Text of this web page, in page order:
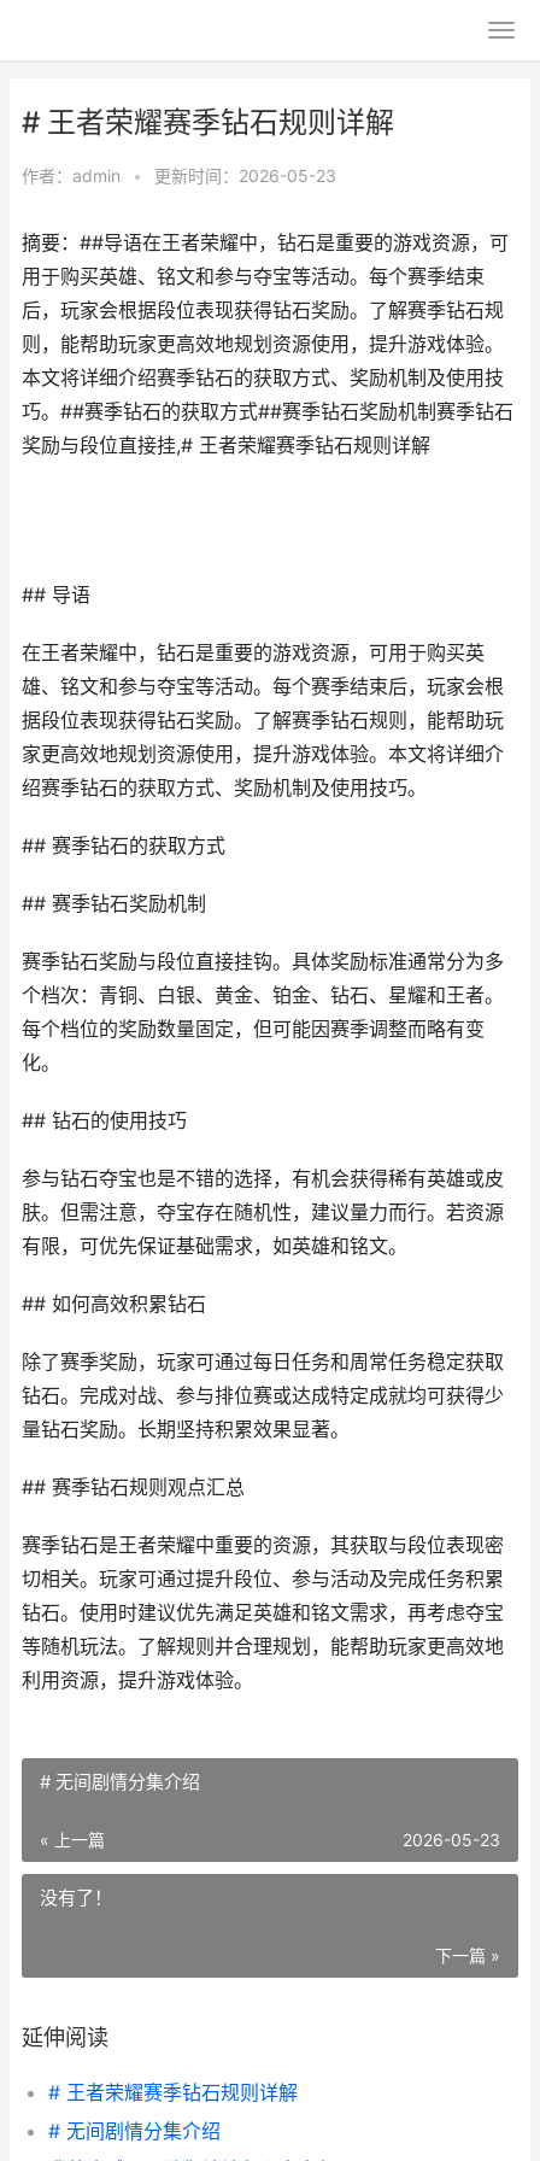
# 王者荣耀赛季钻石规则详解
作者： admin • 更新时间：2026-05-23
摘要：##导语在王者荣耀中，钻石是重要的游戏资源，可
用于购买英雄、铭文和参与夺宝等活动。每个赛季结束
后，玩家会根据段位表现获得钻石奖励。了解赛季钻石规
则，能帮助玩家更高效地规划资源使用，提升游戏体验。
本文将详细介绍赛季钻石的获取方式、奖励机制及使用技
巧。##赛季钻石的获取方式##赛季钻石奖励机制赛季钻石
奖励与段位直接挂,# 王者荣耀赛季钻石规则详解
## 导语
在王者荣耀中，钻石是重要的游戏资源，可用于购买英
雄、铭文和参与夺宝等活动。每个赛季结束后，玩家会根
据段位表现获得钻石奖励。了解赛季钻石规则，能帮助玩
家更高效地规划资源使用，提升游戏体验。本文将详细介
绍赛季钻石的获取方式、奖励机制及使用技巧。
## 赛季钻石的获取方式
## 赛季钻石奖励机制
赛季钻石奖励与段位直接挂钩。具体奖励标准通常分为多
个档次：青铜、白银、黄金、铂金、钻石、星耀和王者。
每个档位的奖励数量固定，但可能因赛季调整而略有变
化。
## 钻石的使用技巧
参与钻石夺宝也是不错的选择，有机会获得稀有英雄或皮
肤。但需注意，夺宝存在随机性，建议量力而行。若资源
有限，可优先保证基础需求，如英雄和铭文。
## 如何高效积累钻石
除了赛季奖励，玩家可通过每日任务和周常任务稳定获取
钻石。完成对战、参与排位赛或达成特定成就均可获得少
量钻石奖励。长期坚持积累效果显著。
## 赛季钻石规则观点汇总
赛季钻石是王者荣耀中重要的资源，其获取与段位表现密
切相关。玩家可通过提升段位、参与活动及完成任务积累
钻石。使用时建议优先满足英雄和铭文需求，再考虑夺宝
等随机玩法。了解规则并合理规划，能帮助玩家更高效地
利用资源，提升游戏体验。
# 无间剧情分集介绍
« 上一篇 2026-05-23
没有了！
下一篇 »
延伸阅读
# 王者荣耀赛季钻石规则详解
# 无间剧情分集介绍